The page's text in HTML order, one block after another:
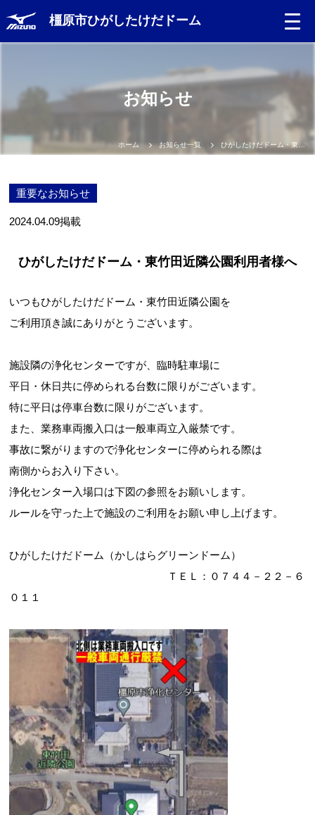
橿原市ひがしたけだドーム
お知らせ
ホーム お知らせ一覧 ひがしたけだドーム・東竹田近隣公園利用者様へ
重要なお知らせ
2024.04.09掲載
ひがしたけだドーム・東竹田近隣公園利用者様へ
いつもひがしたけだドーム・東竹田近隣公園を
ご利用頂き誠にありがとうございます。
施設隣の浄化センターですが、臨時駐車場に
平日・休日共に停められる台数に限りがございます。
特に平日は停車台数に限りがございます。
また、業務車両搬入口は一般車両立入厳禁です。
事故に繋がりますので浄化センターに停められる際は
南側からお入り下さい。
浄化センター入場口は下図の参照をお願いします。
ルールを守った上で施設のご利用をお願い申し上げます。
ひがしたけだドーム（かしはらグリーンドーム）
ＴＥＬ：０７４４－２２－６
０１１